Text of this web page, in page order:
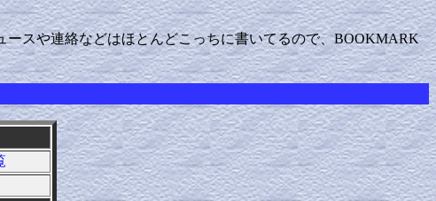
ースや連絡などはほとんどこっちに書いてるので、BOOKMARK